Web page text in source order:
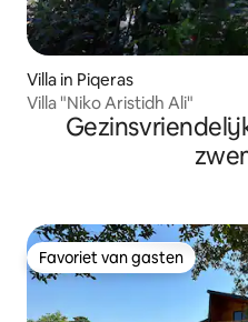
Villa in Piqeras
Villa "Niko Aristidh Ali"
Favoriet van gasten
Favoriet van gasten